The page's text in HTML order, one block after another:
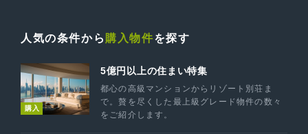
人気の条件から 購入物件を探す
購入
5億円以上の住まい特集
都心の高級マンションからリゾート別荘ま
で。贅を尽くした最上級グレード物件の数々
をご紹介します。